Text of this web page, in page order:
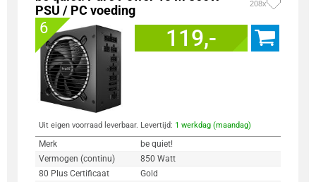
PSU / PC voeding
208x
6 119,-
Uit eigen voorraad leverbaar. Levertijd: 1 werkdag (maandag)
Merk
be quiet!
Vermogen (continu)
850 Watt
80 Plus Certificaat
Gold